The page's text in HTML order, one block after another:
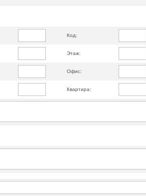
Код:
Этаж:
Офис:
Квартира: